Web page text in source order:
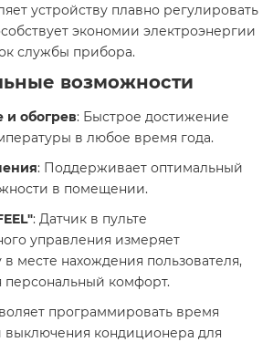
устройству плавно регулировать
экономии электроэнергии
службы прибора.
возможности
обогрев: Быстрое достижение
в любое время года.
: Поддерживает оптимальный
в помещении.
: Датчик в пульте
управления измеряет
в месте нахождения пользователя,
персональный комфорт.
программировать время
выключения кондиционера для